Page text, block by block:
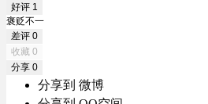
好评 1
褒贬不一
差评 0
收藏 0
分享 0
分享到 微博